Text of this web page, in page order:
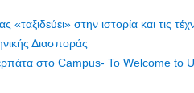
στην ιστορία και τις
Διασποράς
στο Campus- To Welcome to